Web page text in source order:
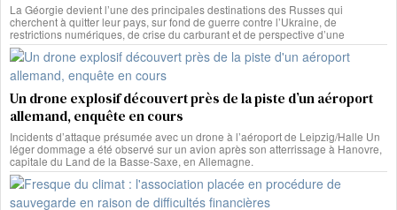
La Géorgie devient l’une des principales destinations des Russes qui
cherchent à quitter leur pays, sur fond de guerre contre l’Ukraine, de
restrictions numériques, de crise du carburant et de perspective d’une
Un drone explosif découvert près de la piste d’un aéroport
allemand, enquête en cours
Incidents d’attaque présumée avec un drone à l’aéroport de Leipzig/Halle Un
léger dommage a été observé sur un avion après son atterrissage à Hanovre,
capitale du Land de la Basse-Saxe, en Allemagne.